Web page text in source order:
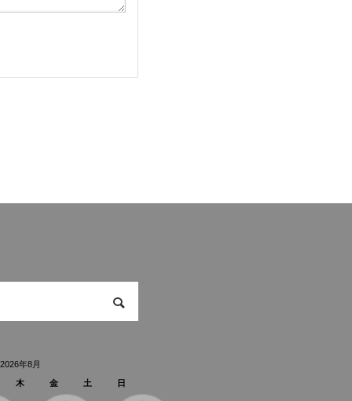
2026年8月
木
金 土 日